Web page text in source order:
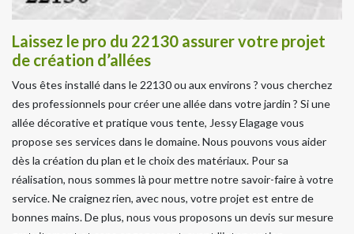
Laissez le pro du 22130 assurer votre projet
de création d’allées
Vous êtes installé dans le 22130 ou aux environs ? vous cherchez
des professionnels pour créer une allée dans votre jardin ? Si une
allée décorative et pratique vous tente, Jessy Elagage vous
propose ses services dans le domaine. Nous pouvons vous aider
dès la création du plan et le choix des matériaux. Pour sa
réalisation, nous sommes là pour mettre notre savoir-faire à votre
service. Ne craignez rien, avec nous, votre projet est entre de
bonnes mains. De plus, nous vous proposons un devis sur mesure